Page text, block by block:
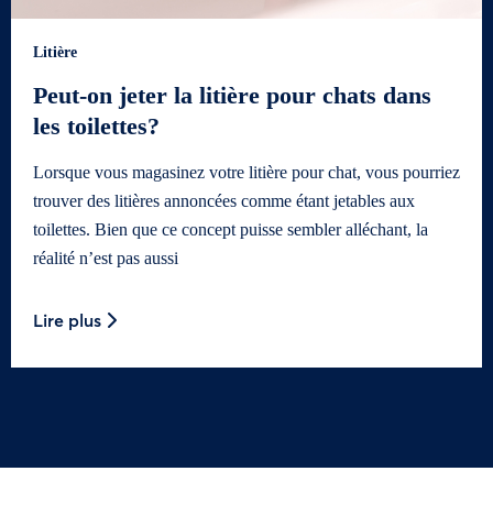
Litière
Peut-on jeter la litière pour chats dans
les toilettes?
Lorsque vous magasinez votre litière pour chat, vous pourriez
trouver des litières annoncées comme étant jetables aux
toilettes. Bien que ce concept puisse sembler alléchant, la
réalité n’est pas aussi
Lire plus